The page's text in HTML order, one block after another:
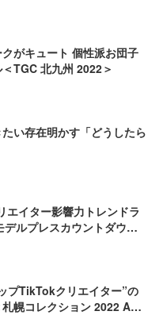
がキュート 個性派お団子
TGC 北九州 2022＞
い存在明かす「どうしたら
イター影響力トレンドラ
ルプレスカウントダウ
プTikTokクリエイター”の
幌コレクション 2022 A／